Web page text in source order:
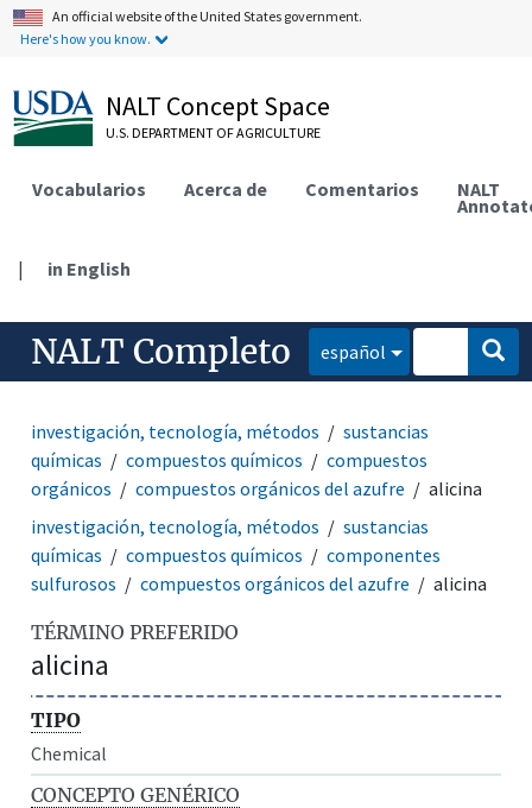
An official website of the United States government.
Here's how you know.
NALT Concept Space
U.S. DEPARTMENT OF AGRICULTURE
Vocabularios Acerca de Comentarios NALT
| in English
NALT Completo español
investigación, tecnología, métodos
sustancias
químicas
compuestos químicos
compuestos
orgánicos
compuestos orgánicos del azufre
alicina
investigación, tecnología, métodos
sustancias
químicas
compuestos químicos
componentes
sulfurosos
compuestos orgánicos del azufre alicina
TÉRMINO PREFERIDO
alicina
TIPO
Chemical
CONCEPTO GENÉRICO